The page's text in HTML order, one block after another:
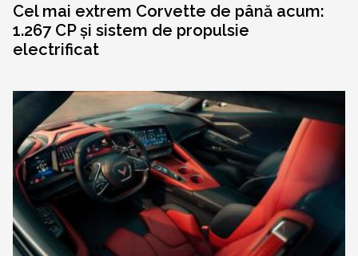
Cel mai extrem Corvette de până acum:
1.267 CP și sistem de propulsie
electrificat